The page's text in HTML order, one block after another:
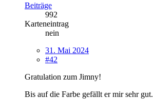
Beiträge
992
Karteneintrag
nein
31. Mai 2024
#42
Gratulation zum Jimny!
Bis auf die Farbe gefällt er mir sehr gut.